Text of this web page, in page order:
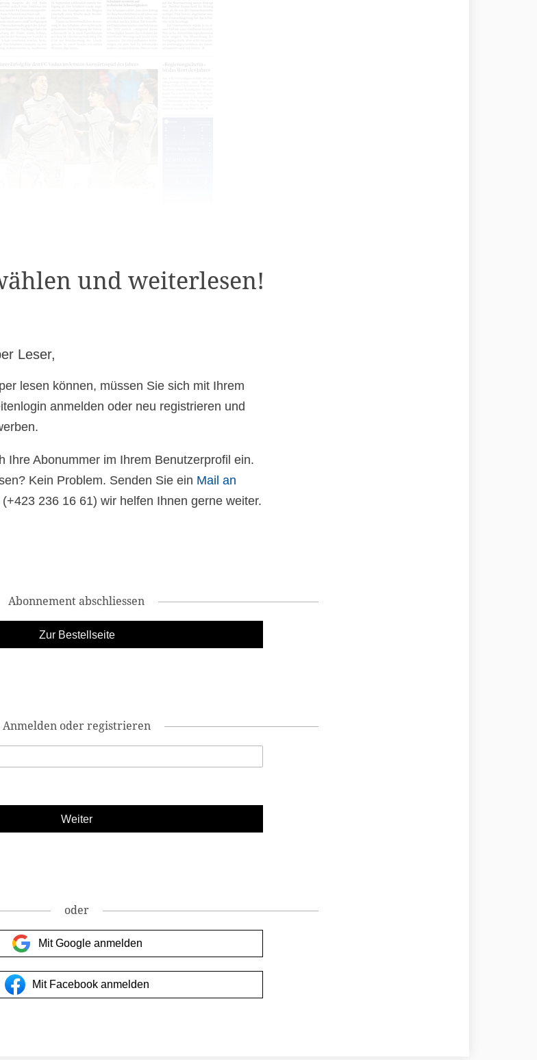
und weiterlesen!
Leser,
lesen können, müssen Sie sich mit Ihrem
anmelden oder neu registrieren und
Ihre Abonummer im Ihrem Benutzerprofil ein.
Kein Problem. Senden Sie ein Mail an
236 16 61) wir helfen Ihnen gerne weiter.
Abonnement abschliessen
Anmelden oder registrieren
oder
Mit Google anmelden
Mit Facebook anmelden